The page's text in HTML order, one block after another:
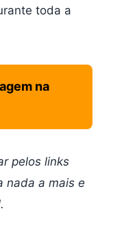
toda a
na
pelos links
nada a mais e